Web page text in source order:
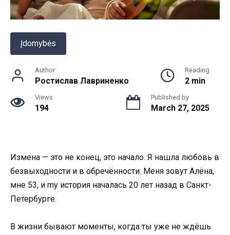
Įdomybės
Author
Ростислав Лавриненко
Reading
2 min
Views
194
Published by
March 27, 2025
Измена — это не конец, это начало. Я нашла любовь в
безвыходности и в обречённости. Меня зовут Алёна,
мне 53, и my история началась 20 лет назад в Санкт-
Петербурге.
В жизни бывают моменты, когда ты уже не ждёшь